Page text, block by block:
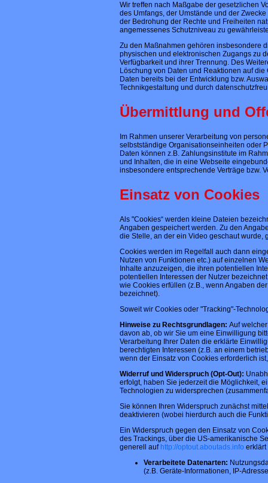
Wir treffen nach Maßgabe der gesetzlichen
des Umfangs, der Umstände und der
der Bedrohung der Rechte und Freiheiten
angemessenes Schutzniveau zu
Zu den Maßnahmen gehören insbesondere
physischen und elektronischen Zugangs zu
Verfügbarkeit und ihrer Trennung. Des
Löschung von Daten und Reaktionen auf
Daten bereits bei der Entwicklung bzw.
Technikgestaltung und durch
Übermittlung und
Im Rahmen unserer Verarbeitung von
selbstständige Organisationseinheiten oder
Daten können z.B. Zahlungsinstitute im
und Inhalten, die in eine Webseite
insbesondere entsprechende Verträge bzw.
Einsatz von Cookies
Als "Cookies“ werden kleine Dateien
Angaben gespeichert werden. Zu den
die Stelle, an der ein Video geschaut wurde,
Cookies werden im Regelfall auch dann
Nutzen von Funktionen etc.) auf einzelnen
Inhalte anzuzeigen, die ihren potentiellen
potentiellen Interessen der Nutzer
wie Cookies erfüllen (z.B., wenn Angaben
bezeichnet).
Soweit wir Cookies oder "Tracking"-
Hinweise zu Rechtsgrundlagen: Auf
davon ab, ob wir Sie um eine Einwilligung
Verarbeitung Ihrer Daten die erklärte
berechtigten Interessen (z.B. an einem
wenn der Einsatz von Cookies erforderlich
Widerruf und Widerspruch (Opt-Out):
erfolgt, haben Sie jederzeit die Möglichkeit,
Technologien zu widersprechen
Sie können Ihren Widerspruch zunächst
deaktivieren (wobei hierdurch auch die
Ein Widerspruch gegen den Einsatz von
des Trackings, über die US-amerikanische
generell auf http://optout.aboutads.info erklärt
Verarbeitete Datenarten:
(z.B. Geräte-Informationen, IP-